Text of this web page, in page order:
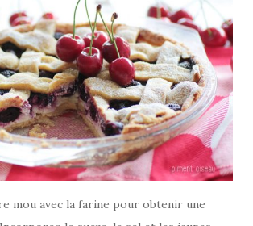
mou avec la farine pour obtenir une